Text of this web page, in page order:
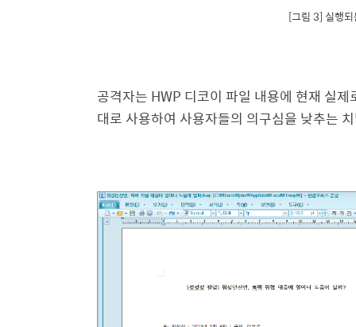
[그림 3] 실행
공격자는 HWP 디코이 파일 내용에 현재 실
대로 사용하여 사용자들의 의구심을 낮추는